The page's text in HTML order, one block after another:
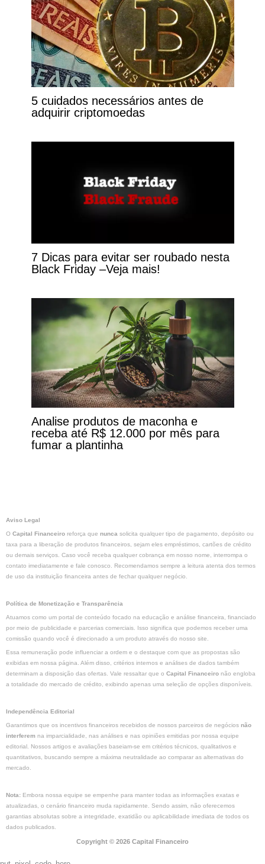
5 cuidados necessários antes de
adquirir criptomoedas
7 Dicas para evitar ser roubado nesta
Black Friday –Veja mais!
Analise produtos de maconha e
receba até R$ 12.000 por mês para
fumar a plantinha
Aviso Legal
O Capital Financeiro reforça que nunca solicita qualquer tipo de pagamento, depósito ou
taxa para a liberação de produtos financeiros, sejam eles empréstimos, cartões de crédito
ou demais serviços. Caso você receba qualquer cobrança em nosso nome, interrompa o
contato imediatamente e fale conosco. Recomendamos sempre a leitura atenta dos termos
de uso da instituição financeira antes de fechar qualquer negócio.
Política de Monetização e Transparência
Atuamos como um portal de conteúdo focado na educação e análise financeira, financiado
por meio de publicidade e parcerias comerciais. Isso significa que podemos receber uma
comissão quando você é direcionado a um produto através do nosso site.
Essa remuneração pode influenciar a ordem e o destaque com que as propostas são
exibidas em nossa página. Além disso, critérios internos e análises de dados também
determinam a disposição das ofertas. Vale ressaltar que o Capital Financeiro não engloba
a totalidade do mercado de crédito, exibindo apenas uma seleção de opções disponíveis.
Independência Editorial
Garantimos que os incentivos financeiros recebidos de nossos parceiros de negócios não
interferem na imparcialidade, nas análises e nas opiniões emitidas por nossa equipe
editorial. Nossos artigos e avaliações baseiam-se em critérios técnicos, qualitativos e
quantitativos, buscando sempre a máxima neutralidade ao comparar as alternativas do
mercado.
Nota: Embora nossa equipe se empenhe para manter todas as informações exatas e
atualizadas, o cenário financeiro muda rapidamente. Sendo assim, não oferecemos
garantias absolutas sobre a integridade, exatidão ou aplicabilidade imediata de todos os
dados publicados.
Copyright © 2026 Capital Financeiro